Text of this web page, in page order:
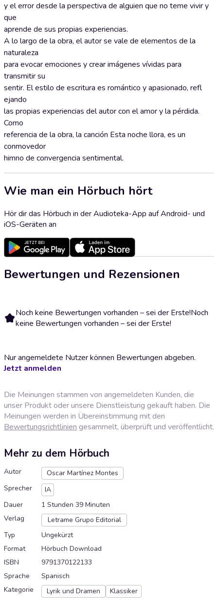
y el error desde la perspectiva de alguien que no teme vivir y
que
aprende de sus propias experiencias.
A lo largo de la obra, el autor se vale de elementos de la
naturaleza
para evocar emociones y crear imágenes vívidas para
transmitir su
sentir. El estilo de escritura es romántico y apasionado, refl
ejando
las propias experiencias del autor con el amor y la pérdida.
Como
referencia de la obra, la canción Esta noche llora, es un
conmovedor
himno de convergencia sentimental.
Wie man ein Hörbuch hört
Hör dir das Hörbuch in der Audioteka-App auf Android- und
iOS-Geräten an
Bewertungen und Rezensionen
Noch keine Bewertungen vorhanden – sei der Erste!Noch
keine Bewertungen vorhanden – sei der Erste!
Nur angemeldete Nutzer können Bewertungen abgeben.
Jetzt anmelden
Die Meinungen stammen von angemeldeten Kunden, die
unser Produkt oder unsere Dienstleistung gekauft haben. Die
Meinungen werden in Übereinstimmung mit den
Bewertungsrichtlinien gesammelt, überprüft und veröffentlicht.
Mehr zu dem Hörbuch
Autor
Oscar Martínez Montes
Sprecher
IA
Dauer
1 Stunden 39 Minuten
Verlag
Letrame Grupo Editorial
Typ
Ungekürzt
Format
Hörbuch Download
ISBN
9791370122133
Sprache
Spanisch
Kategorie
Lyrik und Dramen Klassiker